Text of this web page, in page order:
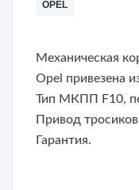
OPEL
Механическая
Opel привезена
Тип МКПП F10,
Привод
Гарантия.